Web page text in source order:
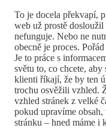
To je docela překvapí,
web už prostě
nefunguje. Nebo ne
obecně je proces.
Je to práce s
světu to, co chcete, aby
klienti říkají, že by ten
trochu osvěžili vzhled.
vzhled stránek z velké
pokud upravíme
stránku – hned máme i